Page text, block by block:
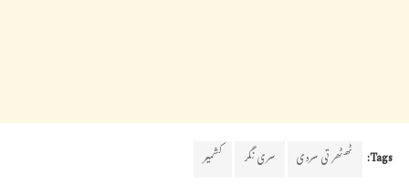
Tags: ٹھٹھرتی سردی سری نگر کشمیر